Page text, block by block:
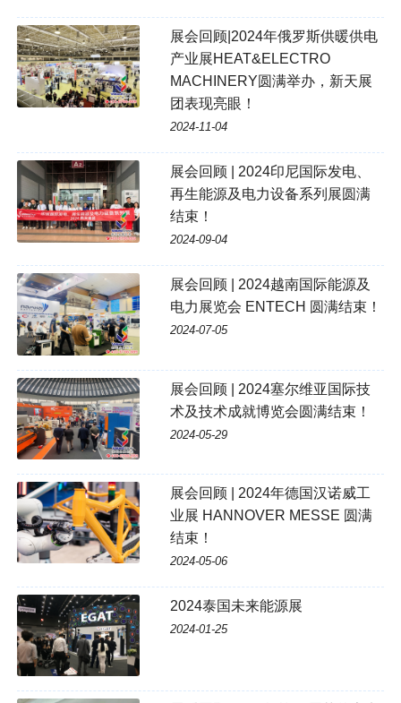
展会回顾|2024年俄罗斯供暖供电
产业展HEAT&ELECTRO
MACHINERY圆满举办，新天展
团表现亮眼！
2024-11-04
展会回顾 | 2024印尼国际发电、
再生能源及电力设备系列展圆满
结束！
2024-09-04
展会回顾 | 2024越南国际能源及
电力展览会 ENTECH 圆满结束！
2024-07-05
展会回顾 | 2024塞尔维亚国际技
术及技术成就博览会圆满结束！
2024-05-29
展会回顾 | 2024年德国汉诺威工
业展 HANNOVER MESSE 圆满
结束！
2024-05-06
2024泰国未来能源展
2024-01-25